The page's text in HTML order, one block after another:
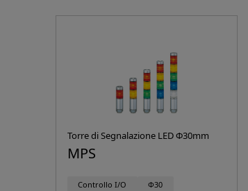
Torre di Segnalazione LED Φ30mm
MPS
Controllo I/O
Φ30